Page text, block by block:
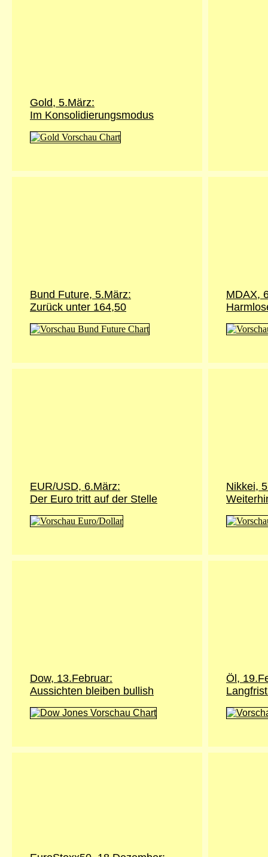
Gold, 5.März:
Im Konsolidierungsmodus
Bund Future, 5.März:
Zurück unter 164,50
MDAX,
EUR/USD, 6.März:
Der Euro tritt auf der Stelle
Nikkei,
Dow, 13.Februar:
Aussichten bleiben bullish
Öl,